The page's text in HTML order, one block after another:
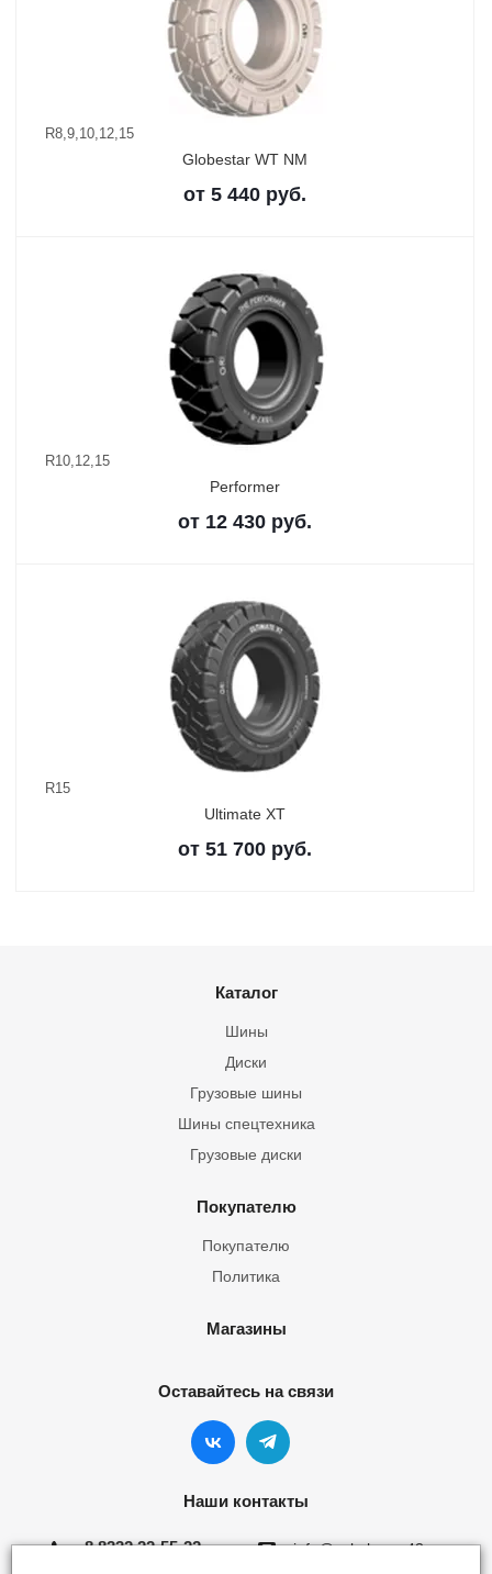
R8,9,10,12,15
Globestar WT NM
от 5 440 руб.
R10,12,15
Performer
от 12 430 руб.
R15
Ultimate XT
от 51 700 руб.
Каталог
Шины
Грузовые шины
Шины спецтехника
Диски
Грузовые диски
Покупателю
Покупателю
Политика
Магазины
Оставайтесь на связи
Наши контакты
8 8332 22-55-22
info@yokohama43.ru